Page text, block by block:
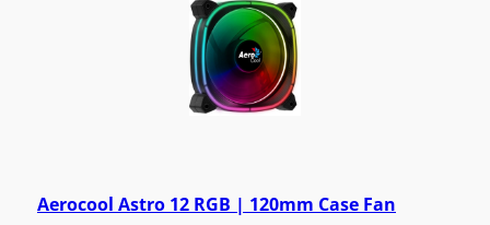
Aerocool Astro 12 RGB | 120mm Case Fan